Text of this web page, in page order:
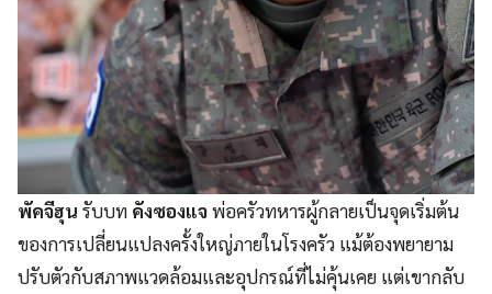
พัคจีฮุน รับบท คังซองแจพ่อครัวทหารผู้กลายเป็นจุดเริ่มต้น
ของการเปลี่ยนแปลงครั้งใหญ่ภายในโรงครัว แม้ต้องพยายาม
ปรับตัวกับสภาพแวดล้อมและอุปกรณ์ที่ไม่คุ้นเคย แต่เขากลับ